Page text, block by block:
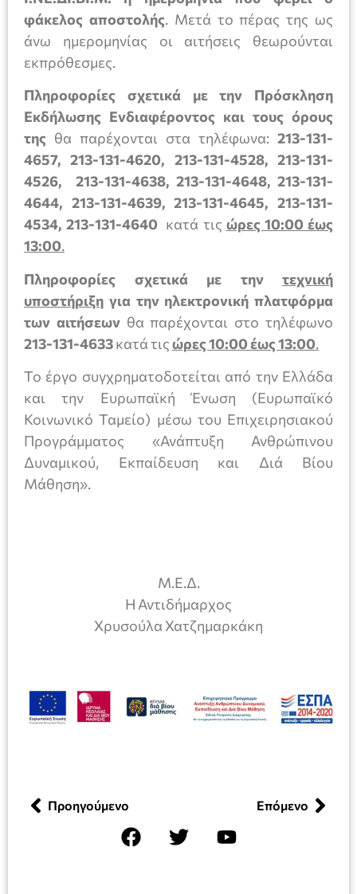
φάκελος αποστολής. Μετά το πέρας της ως
άνω ημερομηνίας οι αιτήσεις θεωρούνται
εκπρόθεσμες.
Πληροφορίες σχετικά με την Πρόσκληση
Εκδήλωσης Ενδιαφέροντος και τους όρους
της θα παρέχονται στα τηλέφωνα: 213-131-
4657, 213-131-4620, 213-131-4528, 213-131-
4526, 213-131-4638, 213-131-4648, 213-131-
4644, 213-131-4639, 213-131-4645, 213-131-
4534, 213-131-4640 κατά τις ώρες 10:00 έως
13:00.
Πληροφορίες σχετικά με την τεχνική
υποστήριξη για την ηλεκτρονική πλατφόρμα
των αιτήσεωνθα παρέχονται στο τηλέφωνο
213-131-4633κατά τιςώρες 10:00 έως 13:00.
Το έργο συγχρηματοδοτείται από την Ελλάδα
και την Ευρωπαϊκή Ένωση (Ευρωπαϊκό
Κοινωνικό Ταμείο) μέσω του Επιχειρησιακού
Προγράμματος «Ανάπτυξη Ανθρώπινου
Δυναμικού, Εκπαίδευση και Διά Βίου
Μάθηση».
Μ.Ε.Δ.
Η Αντιδήμαρχος
Χρυσούλα Χατζημαρκάκη
Προηγούμενο Επόμενο